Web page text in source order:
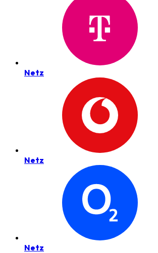
Netz
Netz
Netz